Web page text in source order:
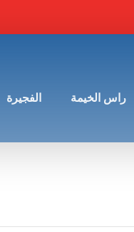
راس الخيمة الفجيرة